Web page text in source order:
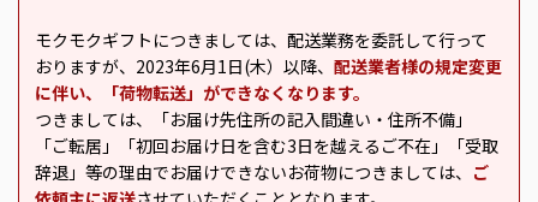
モクモクギフトにつきましては、配送業務を委託して行って
おりますが、2023年6月1日(木）以降、 配送業者様の規定変更
に伴い、「荷物転送」ができなくなります。
つきましては、「お届け先住所の記入間違い・住所不備」
「ご転居」「初回お届け日を含む3日を越えるご不在」「受取
辞退」等の理由でお届けできないお荷物につきましては、 ご